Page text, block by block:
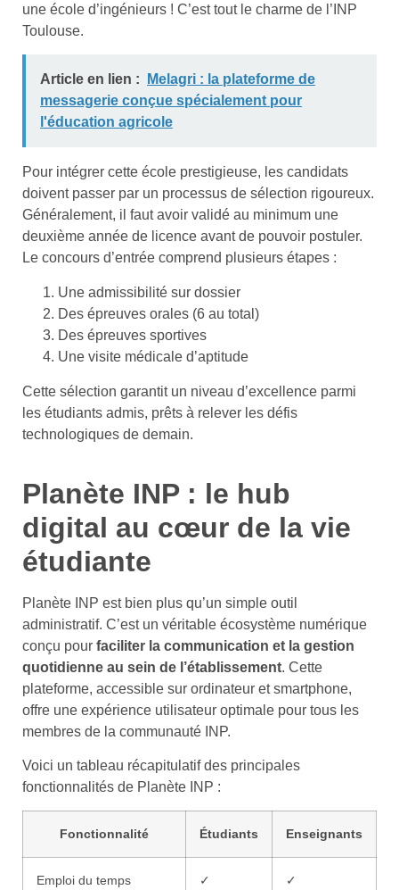
une école d’ingénieurs ! C’est tout le charme de l’INP
Toulouse.
Article en lien :
Melagri : la plateforme de
messagerie conçue spécialement pour
l'éducation agricole
Pour intégrer cette école prestigieuse, les candidats
doivent passer par un processus de sélection rigoureux.
Généralement, il faut avoir validé au minimum une
deuxième année de licence avant de pouvoir postuler.
Le concours d’entrée comprend plusieurs étapes :
Une admissibilité sur dossier
Des épreuves orales (6 au total)
Des épreuves sportives
Une visite médicale d’aptitude
Cette sélection garantit un niveau d’excellence parmi
les étudiants admis, prêts à relever les défis
technologiques de demain.
Planète INP : le hub
digital au cœur de la vie
étudiante
Planète INP est bien plus qu’un simple outil
administratif. C’est un véritable écosystème numérique
conçu pour faciliter la communication et la gestion
quotidienne au sein de l’établissement. Cette
plateforme, accessible sur ordinateur et smartphone,
offre une expérience utilisateur optimale pour tous les
membres de la communauté INP.
Voici un tableau récapitulatif des principales
fonctionnalités de Planète INP :
Fonctionnalité Étudiants Enseignants
Emploi du temps ✓ ✓